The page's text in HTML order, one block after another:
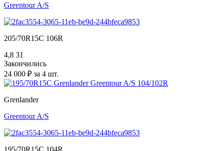
Greentour A/S
205/70R15C 106R
4,8 31
Закончились
24 000 ₽ за 4 шт.
Grenlander
Greentour A/S
195/70R15C 104R